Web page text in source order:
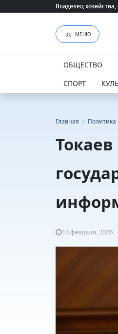
Владелец
Владелец
МЕНЮ
ОБЩЕСТВО
СПОРТ
Главная / Политика
10 февраля, 2026